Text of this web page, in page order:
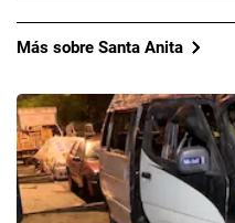
Más sobre Santa Anita